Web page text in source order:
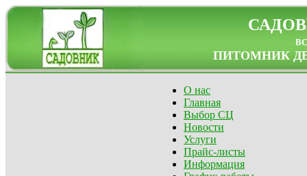
ПИТОМНИК
О нас
Главная
Выбор СЦ
Новости
Услуги
Прайс-листы
Информация